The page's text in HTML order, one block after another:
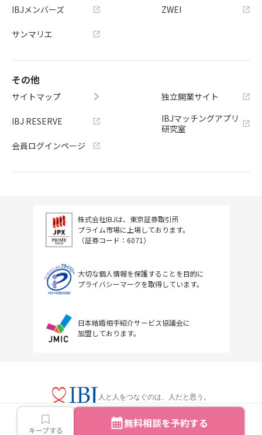
キープする 無料相談を予約する
IBJメンバーズ
サンマリエ
ZWEI
その他
サイトマップ
IBJ RESERVE
会員ログインページ
独立開業サイト
IBJマッチングアプリ
研究室
株式会社IBJは、東京証券取引所
プライム市場に上場しております。
（証券コード：6071）
大切な個人情報を保護することを目的に
プライバシーマークを取得しています。
日本結婚相手紹介サービス協議会に
加盟しております。
人と人をつなぐのは、人だと思う。